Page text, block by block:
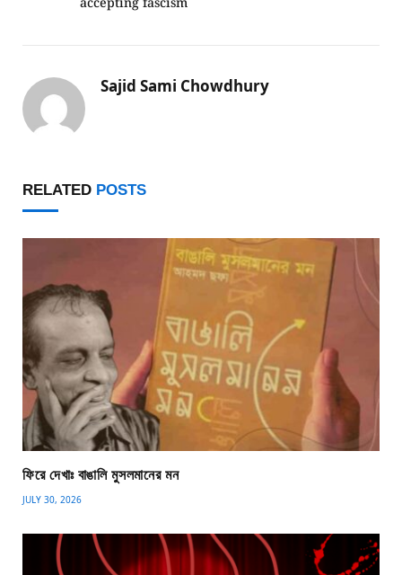
Sajid Sami Chowdhury
RELATED POSTS
ফিরে দেখাঃ বাঙালি মুসলমানের মন
JULY 30, 2026